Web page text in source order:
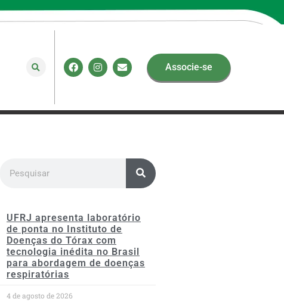
Associe-se
UFRJ apresenta laboratório
de ponta no Instituto de
Doenças do Tórax com
tecnologia inédita no Brasil
para abordagem de doenças
respiratórias
4 de agosto de 2026